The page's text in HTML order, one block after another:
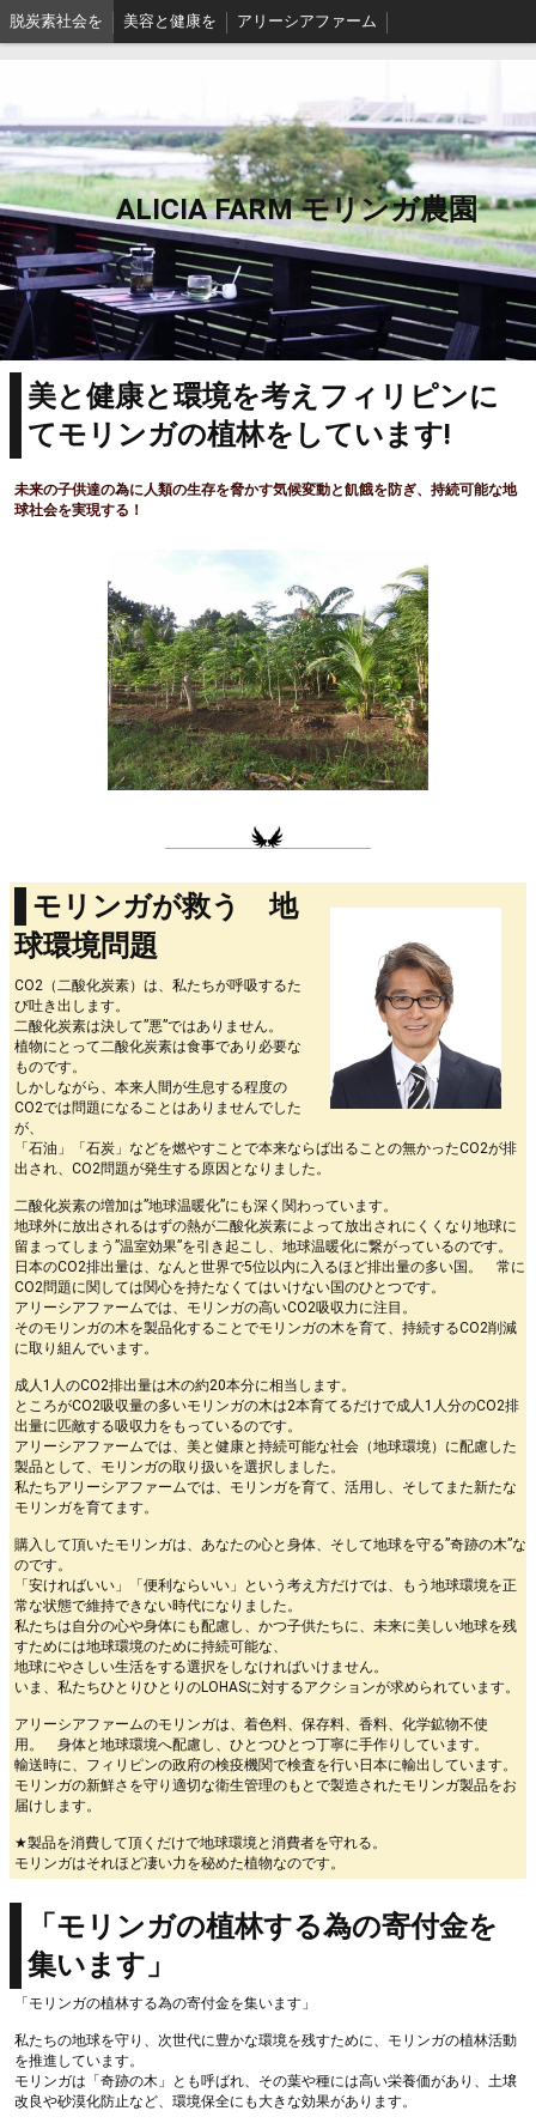
脱炭素社会を 美容と健康を アリーシアファーム
ALICIA FARM モリンガ農園
美と健康と環境を考えフィリピンに
てモリンガの植林をしています!
未来の子供達の為に人類の生存を脅かす気候変動と飢餓を防ぎ、持続可能な地
球社会を実現する！
モリンガが救う 地
球環境問題
CO2（二酸化炭素）は、私たちが呼吸するた
び吐き出します。
二酸化炭素は決して”悪”ではありません。
植物にとって二酸化炭素は食事であり必要な
ものです。
しかしながら、本来人間が生息する程度の
CO2では問題になることはありませんでした
が、
「石油」「石炭」などを燃やすことで本来ならば出ることの無かったCO2が排
出され、CO2問題が発生する原因となりました。
二酸化炭素の増加は”地球温暖化”にも深く関わっています。
地球外に放出されるはずの熱が二酸化炭素によって放出されにくくなり地球に
留まってしまう”温室効果”を引き起こし、地球温暖化に繋がっているのです。
日本のCO2排出量は、なんと世界で5位以内に入るほど排出量の多い国。 常に
CO2問題に関しては関心を持たなくてはいけない国のひとつです。
アリーシアファームでは、モリンガの高いCO2吸収力に注目。
そのモリンガの木を製品化することでモリンガの木を育て、持続するCO2削減
に取り組んでいます。
成人1人のCO2排出量は木の約20本分に相当します。
ところがCO2吸収量の多いモリンガの木は2本育てるだけで成人1人分のCO2排
出量に匹敵する吸収力をもっているのです。
アリーシアファームでは、美と健康と持続可能な社会（地球環境）に配慮した
製品として、モリンガの取り扱いを選択しました。
私たちアリーシアファームでは、モリンガを育て、活用し、そしてまた新たな
モリンガを育てます。
購入して頂いたモリンガは、あなたの心と身体、そして地球を守る”奇跡の木”な
のです。
「安ければいい」「便利ならいい」という考え方だけでは、もう地球環境を正
常な状態で維持できない時代になりました。
私たちは自分の心や身体にも配慮し、かつ子供たちに、未来に美しい地球を残
すためには地球環境のために持続可能な、
地球にやさしい生活をする選択をしなければいけません。
いま、私たちひとりひとりのLOHASに対するアクションが求められています。
アリーシアファームのモリンガは、着色料、保存料、香料、化学鉱物不使
用。 身体と地球環境へ配慮し、ひとつひとつ丁寧に手作りしています。
輸送時に、フィリピンの政府の検疫機関で検査を行い日本に輸出しています。
モリンガの新鮮さを守り適切な衛生管理のもとで製造されたモリンガ製品をお
届けします。
★製品を消費して頂くだけで地球環境と消費者を守れる。
モリンガはそれほど凄い力を秘めた植物なのです。
「モリンガの植林する為の寄付金を
集います」
「モリンガの植林する為の寄付金を集います」
私たちの地球を守り、次世代に豊かな環境を残すために、モリンガの植林活動
を推進しています。
モリンガは「奇跡の木」とも呼ばれ、その葉や種には高い栄養価があり、土壌
改良や砂漠化防止など、環境保全にも大きな効果があります。